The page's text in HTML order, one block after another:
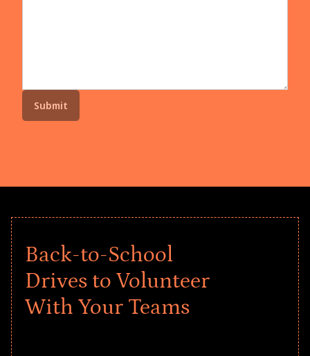
Back-to-School
Drives to Volunteer
With Your Teams